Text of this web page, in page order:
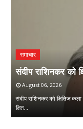
समाचार
संदीप राशिनकर को
August 06, 2026
संदीप राशिनकर को क्षितिज
क्षित…